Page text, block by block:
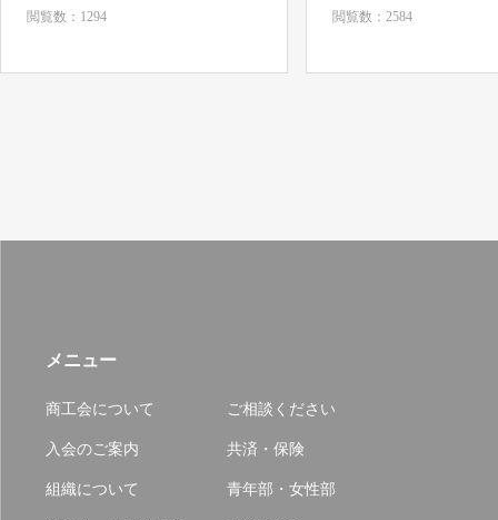
閲覧数：1294 閲覧数：2584
メニュー
商工会について ご相談ください
入会のご案内 共済・保険
組織について 青年部・女性部